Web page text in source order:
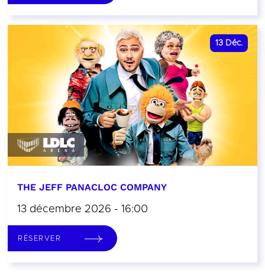
13 Déc.
THE JEFF PANACLOC COMPANY
13 décembre 2026 - 16:00
RÉSERVER